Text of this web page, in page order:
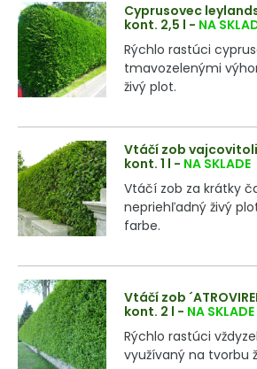
Cyprusovec
kont. 2,5 l - NA
Rýchlo rastúci
tmavozelenými
živý plot.
Vtáčí zob
kont. 1 l - NA SKLADE
Vtáčí zob za krátky
nepriehľadný živý
farbe.
Vtáčí zob
kont. 2 l - NA SKLADE
Rýchlo rastúci
využívaný na tvorbu